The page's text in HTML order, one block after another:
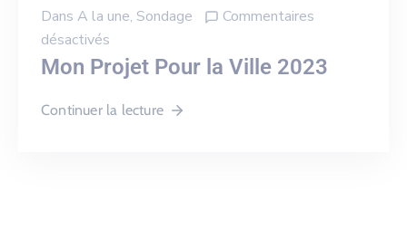
Dans A la une‚ Sondage
Commentaires
désactivés
Mon Projet Pour la Ville 2023
Continuer la lecture